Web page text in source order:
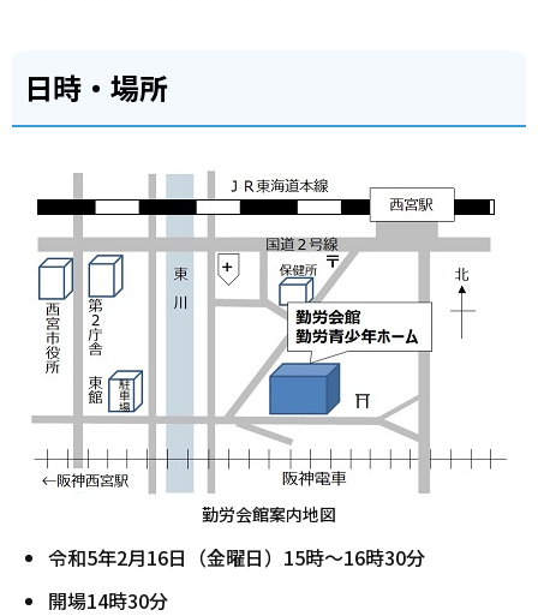
日時・場所
勤労会館案内地図
令和5年2月16日（金曜日）15時～16時30分
開場14時30分